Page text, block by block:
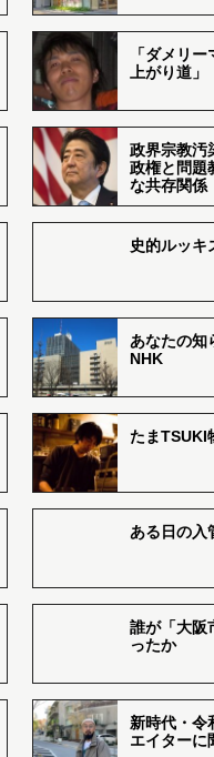
「ダメリ
上がり道」
政界宗教汚
政権と問題
な共存関係
史的ルッキ
あなたの知
NHK
たまTSUKI
ある日の入
誰が「大阪
ったか
新時代・令
エイターに